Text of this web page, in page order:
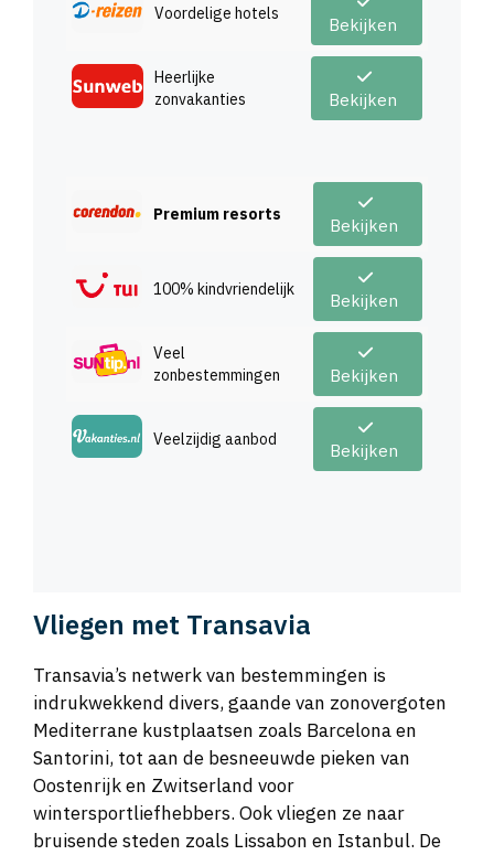
Voordelige hotels
Bekijken
Heerlijke
zonvakanties
Bekijken
Premium resorts
Bekijken
100% kindvriendelijk
Bekijken
Veel
zonbestemmingen
Bekijken
Veelzijdig aanbod
Bekijken
Vliegen met Transavia
Transavia’s netwerk van bestemmingen is
indrukwekkend divers, gaande van zonovergoten
Mediterrane kustplaatsen zoals Barcelona en
Santorini, tot aan de besneeuwde pieken van
Oostenrijk en Zwitserland voor
wintersportliefhebbers. Ook vliegen ze naar
bruisende steden zoals Lissabon en Istanbul. De